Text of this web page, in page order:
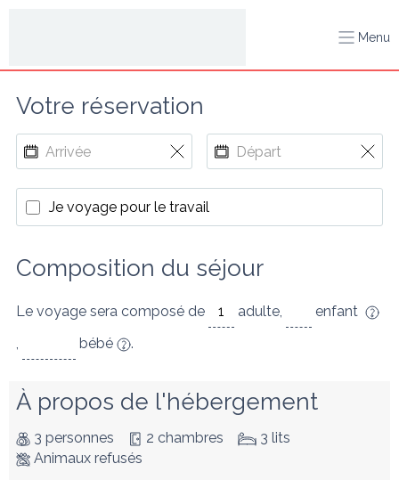
Menu
Votre réservation
Je voyage pour le travail
Composition du séjour
Le voyage sera composé de adulte,
enfant
,
bébé .
À propos de l'hébergement
3 personnes 2 chambres
3 lits
Animaux refusés